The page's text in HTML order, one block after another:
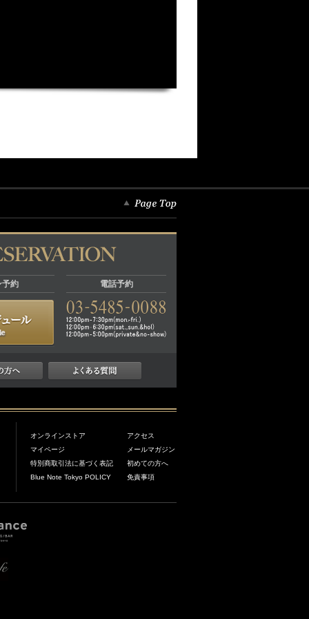
予約 電話予約
オンラインストア
マイページ
特別商取引法に基づく表記
Blue Note Tokyo POLICY
アクセス
メールマガジン
初めての方へ
免責事項